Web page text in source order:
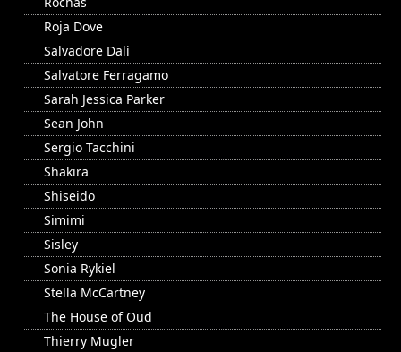
Roja Dove
Salvadore Dali
Salvatore Ferragamo
Sarah Jessica Parker
Sean John
Sergio Tacchini
Shakira
Shiseido
Simimi
Sisley
Sonia Rykiel
Stella McCartney
The House of Oud
Thierry Mugler